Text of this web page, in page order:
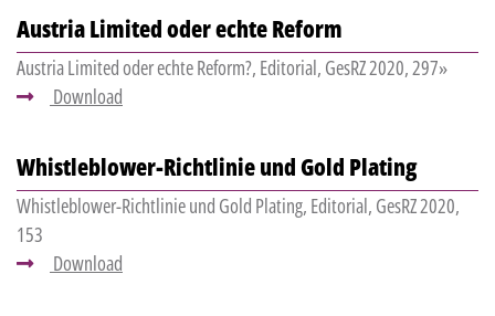
Austria Limited oder echte Reform
Austria Limited oder echte Reform?, Editorial, GesRZ 2020, 297»
Download
Whistleblower-Richtlinie und Gold Plating
Whistleblower-Richtlinie und Gold Plating, Editorial, GesRZ 2020,
153
Download